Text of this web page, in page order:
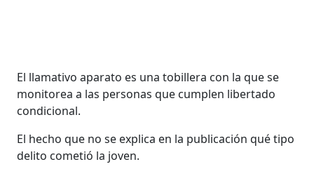
El llamativo aparato es una tobillera con la que se
monitorea a las personas que cumplen libertado
condicional.
El hecho que no se explica en la publicación qué tipo
delito cometió la joven.